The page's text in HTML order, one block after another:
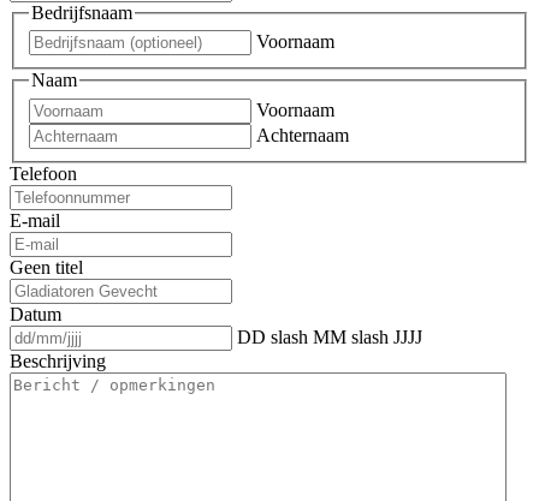
Bedrijfsnaam
Voornaam
Naam
Voornaam
Achternaam
Telefoon
E-mail
Geen titel
Datum
DD slash MM slash JJJJ
Beschrijving